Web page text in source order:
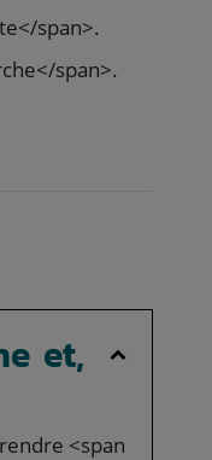
span>.
span>.
et,
<span